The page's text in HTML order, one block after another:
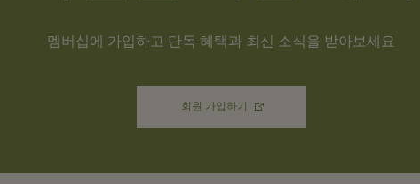
멤버십에 가입하고 단독 혜택과 최신 소식을 받아보세요
회원 가입하기